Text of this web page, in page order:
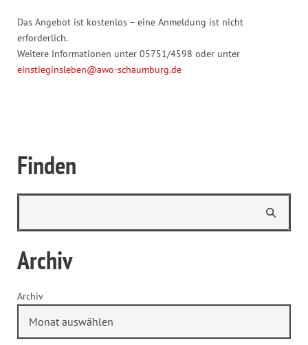
Das Angebot ist kostenlos – eine Anmeldung ist nicht
erforderlich.
Weitere Informationen unter 05751/4598 oder unter
einstieginsleben@awo-schaumburg.de
Finden
Archiv
Archiv